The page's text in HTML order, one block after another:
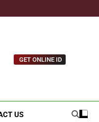
GET ONLINE ID
US